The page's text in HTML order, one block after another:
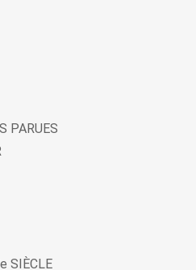
PARUES
SIÈCLE